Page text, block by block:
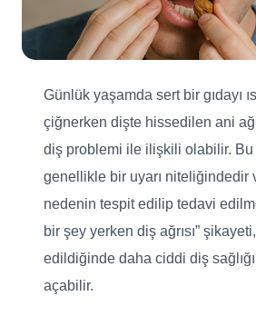
Günlük yaşamda sert bir gıdayı
çiğnerken dişte hissedilen ani
diş problemi ile ilişkili olabilir. Bu
genellikle bir uyarı niteliğindedir
nedenin tespit edilip tedavi
bir şey yerken diş ağrısı”
edildiğinde daha ciddi diş
açabilir.